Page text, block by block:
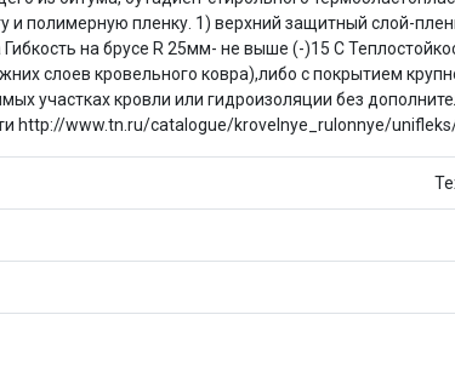
и полимерную пленку. 1) верхний защитный слой-
на брусе R 25мм- не выше (-)15 С
слоев кровельного ковра),либо с покрытием
участках кровли или гидроизоляции без
http://www.tn.ru/catalogue/krovelnye_rulonnye/
25
раз в 2
Остались вопросы?
8 800 302-02-51